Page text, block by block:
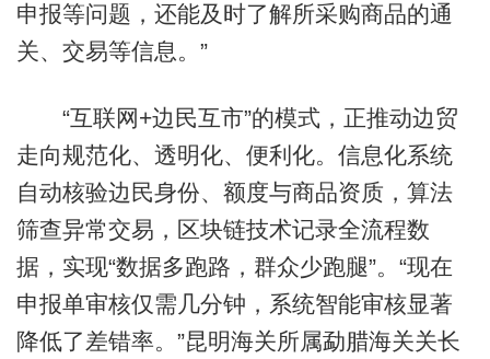
申报等问题，还能及时了解所采购商品的通
关、交易等信息。”
“互联网+边民互市”的模式，正推动边贸
走向规范化、透明化、便利化。信息化系统
自动核验边民身份、额度与商品资质，算法
筛查异常交易，区块链技术记录全流程数
据，实现“数据多跑路，群众少跑腿”。“现在
申报单审核仅需几分钟，系统智能审核显著
降低了差错率。”昆明海关所属勐腊海关关长